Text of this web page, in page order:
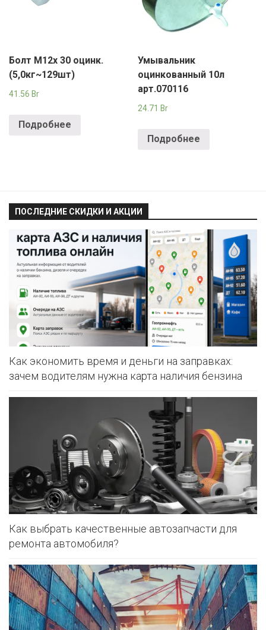
Болт М12х 30 оцинк.
(5,0кг~129шт)
41.56 Br
Подробнее
Умывальник
оцинкованный 10л
арт.070116
24.71 Br
Подробнее
ПОСЛЕДНИЕ СКИДКИ И АКЦИИ
Как экономить время и деньги на заправках:
зачем водителям нужна карта наличия бензина
Как выбрать качественные автозапчасти для
ремонта автомобиля?